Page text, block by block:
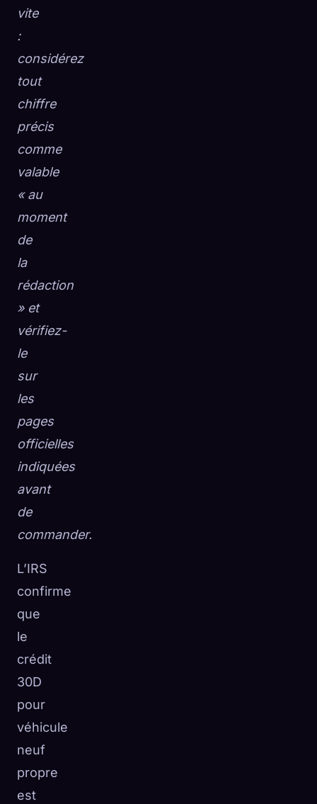
vite
:
considérez
tout
chiffre
précis
comme
valable
« au
moment
de
la
rédaction
» et
vérifiez-
le
sur
les
pages
officielles
indiquées
avant
de
commander.
L’IRS
confirme
que
le
crédit
30D
pour
véhicule
neuf
propre
est